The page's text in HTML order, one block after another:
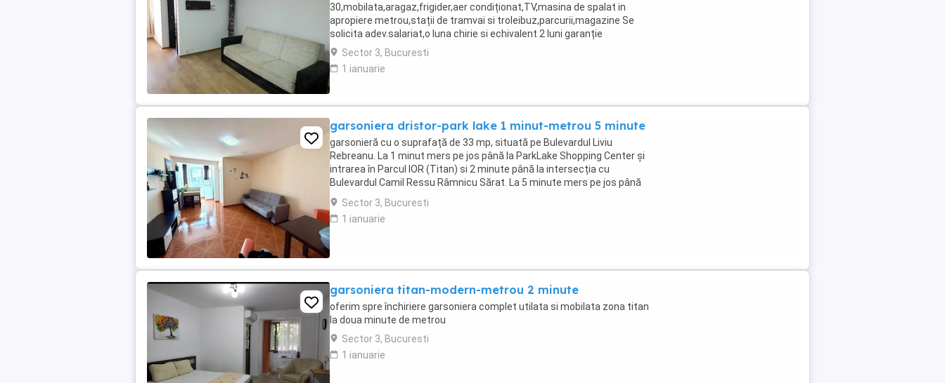
30,mobilata,aragaz,frigider,aer condiționat,TV,masina de spalat in
apropiere metrou,stații de tramvai si troleibuz,parcurii,magazine Se
solicita adev.salariat,o luna chirie si echivalent 2 luni garanție
Sector 3, Bucuresti
1 ianuarie
garsoniera dristor-park lake 1 minut-metrou 5 minute
garsonieră cu o suprafață de 33 mp, situată pe Bulevardul Liviu
Rebreanu. La 1 minut mers pe jos până la ParkLake Shopping Center și
intrarea în Parcul IOR (Titan) si 2 minute până la intersecția cu
Bulevardul Camil Ressu Râmnicu Sărat. La 5 minute mers pe jos până
la stația de Metrou Dristor, 4 ...
Sector 3, Bucuresti
1 ianuarie
garsoniera titan-modern-metrou 2 minute
oferim spre închiriere garsoniera complet utilata si mobilata zona titan
la doua minute de metrou
Sector 3, Bucuresti
1 ianuarie